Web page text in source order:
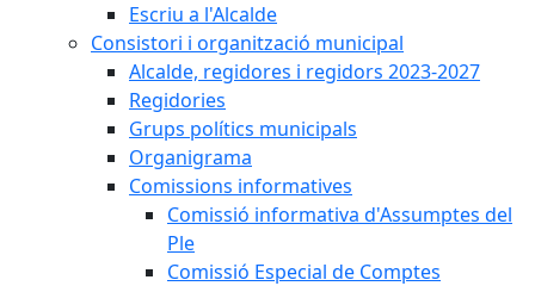
Escriu a l'Alcalde
Consistori i organització municipal
Alcalde, regidores i regidors 2023-2027
Regidories
Grups polítics municipals
Organigrama
Comissions informatives
Comissió informativa d'Assumptes del
Ple
Comissió Especial de Comptes